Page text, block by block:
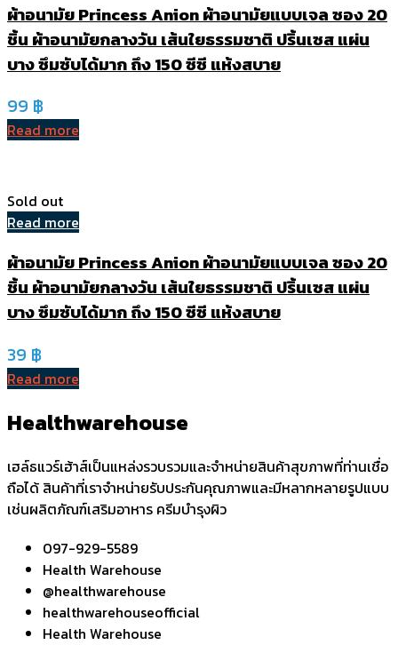
ผ้าอนามัย Princess Anion ผ้าอนามัยแบบเจล ซอง 20
ชิ้น ผ้าอนามัยกลางวัน เส้นใยธรรมชาติ ปริ้นเซส แผ่น
บาง ซึมซับได้มาก ถึง 150 ซีซี แห้งสบาย
99 ฿
Read more
Sold out
Read more
ผ้าอนามัย Princess Anion ผ้าอนามัยแบบเจล ซอง 20
ชิ้น ผ้าอนามัยกลางวัน เส้นใยธรรมชาติ ปริ้นเซส แผ่น
บาง ซึมซับได้มาก ถึง 150 ซีซี แห้งสบาย
39 ฿
Read more
Healthwarehouse
เฮล์ธแวร์เฮ้าส์เป็นแหล่งรวบรวมและจำหน่ายสินค้าสุขภาพที่ท่านเชื่อ
ถือได้ สินค้าที่เราจำหน่ายรับประกันคุณภาพและมีหลากหลายรูปแบบ
เช่นผลิตภัณฑ์เสริมอาหาร ครีมบำรุงผิว
097-929-5589
Health Warehouse
@healthwarehouse
healthwarehouseofficial
Health Warehouse